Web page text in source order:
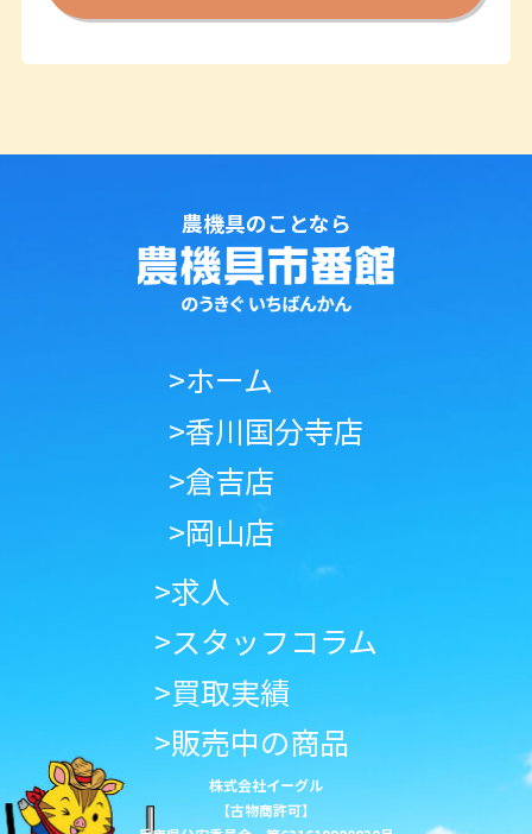
農機具のことなら
>ホーム
>香川国分寺店
>倉吉店
>岡山店
>求人
>スタッフコラム
>買取実績
>販売中の商品
株式会社イーグル
【古物商許可】